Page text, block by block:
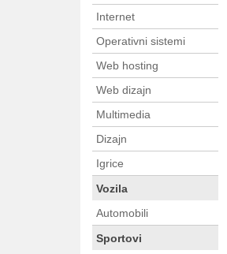
Internet
Operativni sistemi
Web hosting
Web dizajn
Multimedia
Dizajn
Igrice
Vozila
Automobili
Sportovi